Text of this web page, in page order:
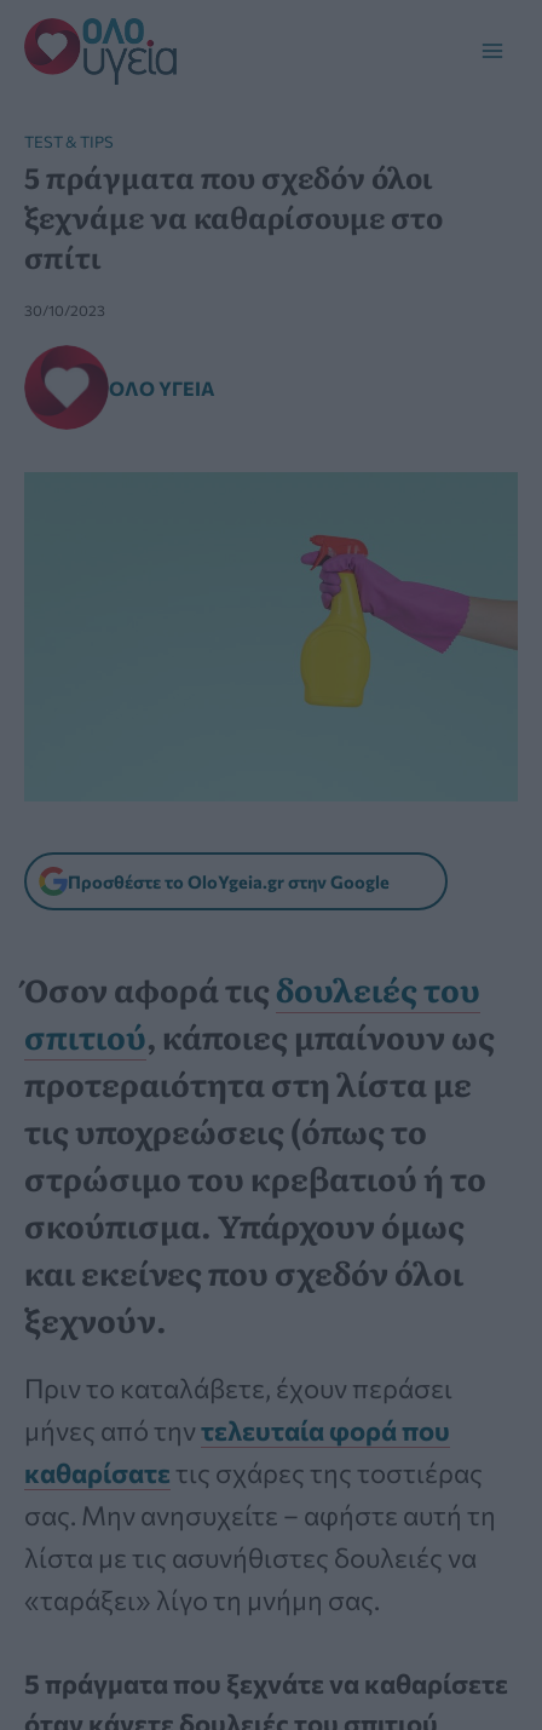
Μετάβαση
στο
περιεχόμενο
TEST & TIPS
5 πράγματα που σχεδόν όλοι
ξεχνάμε να καθαρίσουμε στο
σπίτι
30/10/2023
ΌΛΟ ΥΓΕΊΑ
Προσθέστε το OloYgeia.gr στην Google
Όσον αφορά τιςδουλειές του
σπιτιού, κάποιες μπαίνουν ως
προτεραιότητα στη λίστα με
τις υποχρεώσεις (όπως το
στρώσιμο του κρεβατιού ή το
σκούπισμα. Υπάρχουν όμως
και εκείνες που σχεδόν όλοι
ξεχνούν.
Πριν το καταλάβετε, έχουν περάσει
μήνες από τηντελευταία φορά που
καθαρίσατε τις σχάρες της τοστιέρας
σας. Μην ανησυχείτε – αφήστε αυτή τη
λίστα με τις ασυνήθιστες δουλειές να
«ταράξει» λίγο τη μνήμη σας.
5 πράγματα που ξεχνάτε να καθαρίσετε
όταν κάνετε δουλειές του σπιτιού